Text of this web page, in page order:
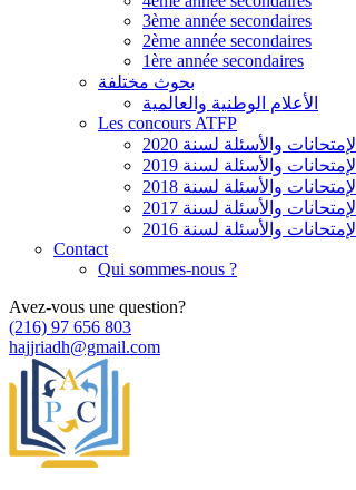
3ème année secondaires
2ème année secondaires
1ère année secondaires
بحوث مختلفة
الأعلام الوطنية والعالمية
Les concours ATFP
الإمتحانات والأسئلة لسنة 2020
الإمتحانات والأسئلة لسنة 2019
الإمتحانات والأسئلة لسنة 2018
الإمتحانات والأسئلة لسنة 2017
الإمتحانات والأسئلة لسنة 2016
Contact
Qui sommes-nous ?
Avez-vous une question?
(216) 97 656 803
hajjriadh@gmail.com